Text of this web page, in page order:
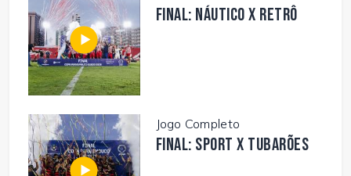
FINAL: NÁUTICO X RETRÔ
Jogo Completo
FINAL: SPORT X TUBARÕES